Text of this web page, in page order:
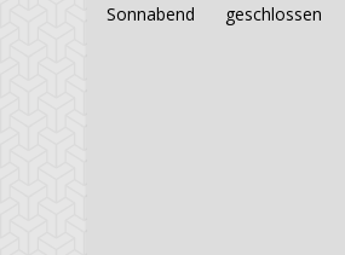
Sonnabend
geschlossen